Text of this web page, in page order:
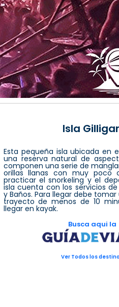
Isla
Esta pequeña isla ubicada en
una reserva natural de
componen una serie de
orillas llanas con muy poco
practicar el snorkeling y el
isla cuenta con los servicios de
y Baños. Para llegar debe
trayecto de menos de 10
llegar en kayak.
Busca aqui la
Ver Todos los